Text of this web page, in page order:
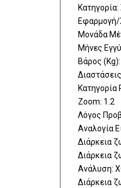
Εφαρμογή/
Μονάδα
Μήνες
Βάρος
Zoom: 1.2
Λόγος
Αναλογία
Διάρκεια
Διάρκεια
Ανάλυση:
Διάρκεια